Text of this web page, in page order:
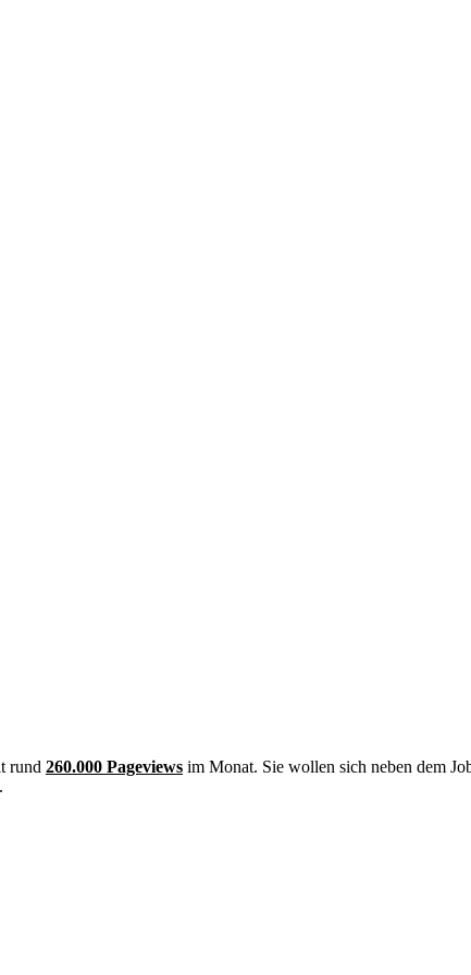
rund 260.000 Pageviews im Monat. Sie wollen sich neben dem